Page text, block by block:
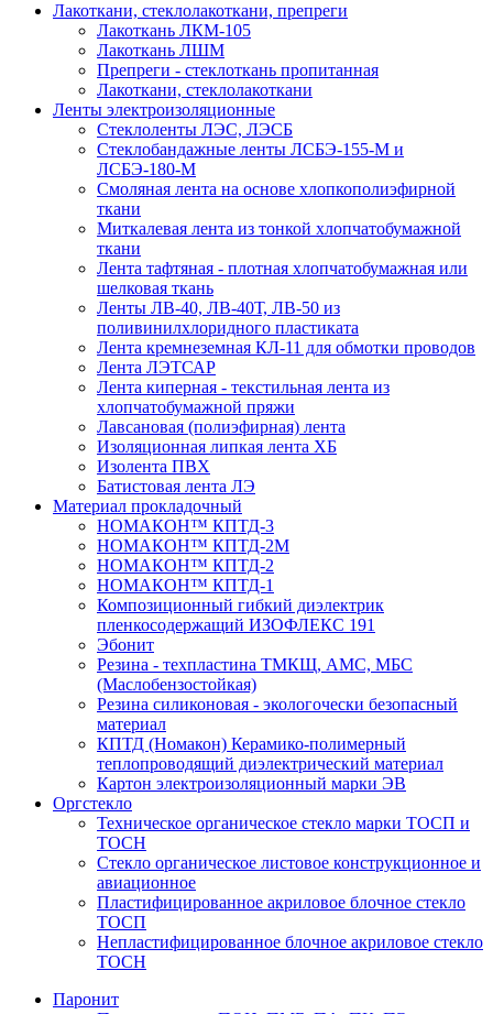
Лакоткани, стеклолакоткани, препреги
Лакоткань ЛКМ-105
Лакоткань ЛШМ
Препреги - стеклоткань пропитанная
Лакоткани, стеклолакоткани
Ленты электроизоляционные
Стеклоленты ЛЭС, ЛЭСБ
Стеклобандажные ленты ЛСБЭ-155-М и
ЛСБЭ-180-М
Смоляная лента на основе хлопкополиэфирной
ткани
Миткалевая лента из тонкой хлопчатобумажной
ткани
Лента тафтяная - плотная хлопчатобумажная или
шелковая ткань
Ленты ЛВ-40, ЛВ-40Т, ЛВ-50 из
поливинилхлоридного пластиката
Лента кремнеземная КЛ-11 для обмотки проводов
Лента ЛЭТСАР
Лента киперная - текстильная лента из
хлопчатобумажной пряжи
Лавсановая (полиэфирная) лента
Изоляционная липкая лента ХБ
Изолента ПВХ
Батистовая лента ЛЭ
Материал прокладочный
НОМАКОН™ КПТД-3
НОМАКОН™ КПТД-2М
НОМАКОН™ КПТД-2
НОМАКОН™ КПТД-1
Композиционный гибкий диэлектрик
пленкосодержащий ИЗОФЛЕКС 191
Эбонит
Резина - техпластина ТМКЩ, АМС, МБС
(Маслобензостойкая)
Резина силиконовая - экологочески безопасный
материал
КПТД (Номакон) Керамико-полимерный
теплопроводящий диэлектрический материал
Картон электроизоляционный марки ЭВ
Оргстекло
Техническое органическое стекло марки ТОСП и
ТОСН
Стекло органическое листовое конструкционное и
авиационное
Пластифицированное акриловое блочное стекло
ТОСП
Непластифицированное блочное акриловое стекло
ТОСН
Паронит